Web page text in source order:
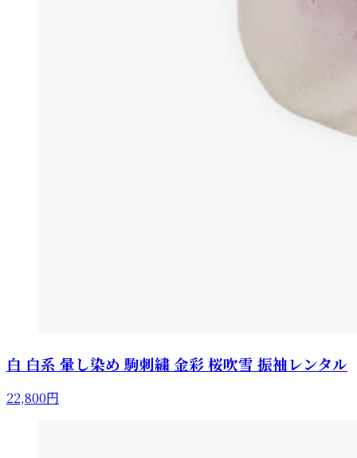
白 白系 暈し染め 駒刺繍 金彩 桜吹雪 振袖レンタル
22,800円